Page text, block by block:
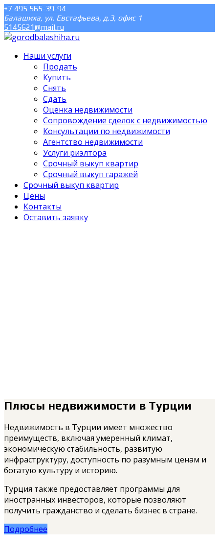
+7 495 565-39-94
Балашиха, ул. Евстафьева, д.3, офис 1
5145621@mail.ru
Наши услуги
Продать
Купить
Снять
Сдать
Оценка недвижимости
Сопровождение сделок с недвижимостью
Консультации по недвижимости
Агентство недвижимости
Услуги риэлтора
Срочный выкуп квартир
Срочный выкуп гаражей
Срочный выкуп квартир
Цены
Контакты
Оставить заявку
Плюсы недвижимости в Турции
Недвижимость в Турции имеет множество
преимуществ, включая умеренный климат,
экономическую стабильность, развитую
инфраструктуру, доступность по разумным ценам и
богатую культуру и историю.
Турция также предоставляет программы для
иностранных инвесторов, которые позволяют
получить гражданство и сделать бизнес в стране.
Подробнее